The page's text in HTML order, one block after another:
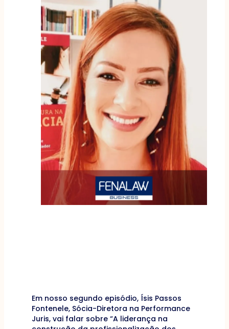
Em nosso segundo episódio, Ísis Passos
Fontenele, Sócia-Diretora na Performance
Juris, vai falar sobre “A liderança na